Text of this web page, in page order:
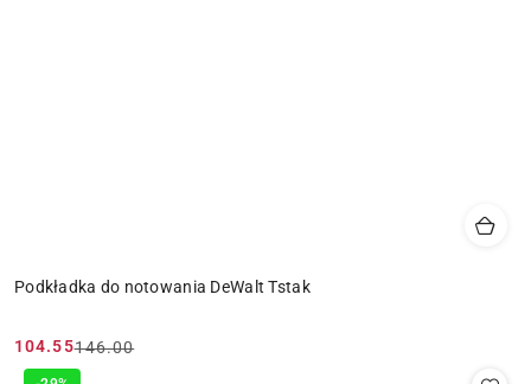
Podkładka do notowania DeWalt Tstak
Cena
104.55
Cena
146.00